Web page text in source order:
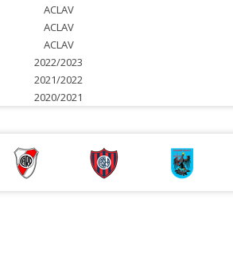
ACLAV
ACLAV
ACLAV
2022/2023
2021/2022
2020/2021